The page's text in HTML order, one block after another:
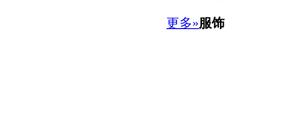
更多»服饰